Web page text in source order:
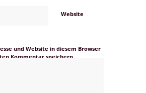
Website
und Website in diesem Browser
Kommentar speichern.